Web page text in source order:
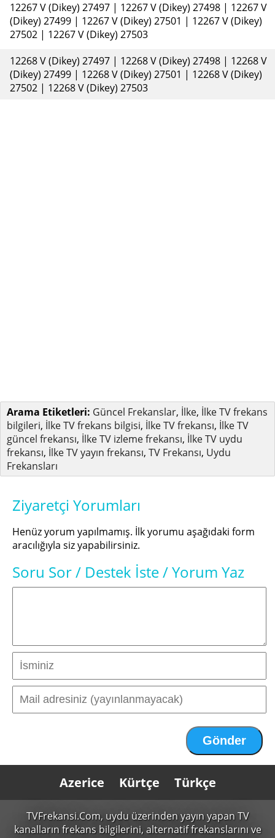
12267 V (Dikey) 27497 | 12267 V (Dikey) 27498 | 12267 V
(Dikey) 27499 | 12267 V (Dikey) 27501 | 12267 V (Dikey)
27502 | 12267 V (Dikey) 27503
12268 V (Dikey) 27497 | 12268 V (Dikey) 27498 | 12268 V
(Dikey) 27499 | 12268 V (Dikey) 27501 | 12268 V (Dikey)
27502 | 12268 V (Dikey) 27503
Arama Etiketleri: Güncel Frekanslar, İlke, İlke TV frekans
bilgileri, İlke TV frekans bilgisi, İlke TV frekansı, İlke TV
güncel frekansı, İlke TV izleme frekansı, İlke TV uydu
frekansı, İlke TV yayın frekansı, TV Frekansı, Uydu
Frekansları
Ziyaretçi Yorumları
Henüz yorum yapılmamış. İlk yorumu aşağıdaki form
aracılığıyla siz yapabilirsiniz.
Soru Sor / Destek İste / Yorum Yaz
Azerice Kürtçe Türkçe
TVFrekansi.Com,uydu üzerinden yayın yapan TV
kanalların frekans bilgilerini, alternatif frekanslarını ve